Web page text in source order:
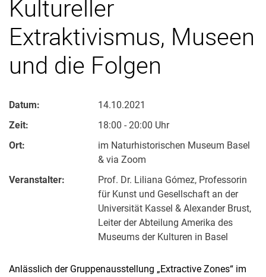
Kultureller
Extraktivismus, Museen
und die Folgen
Datum:
14.10.2021
Zeit:
18:00 - 20:00 Uhr
Ort:
im Naturhistorischen Museum Basel
& via Zoom
Veranstalter:
Prof. Dr. Liliana Gómez, Professorin
für Kunst und Gesellschaft an der
Universität Kassel & Alexander Brust,
Leiter der Abteilung Amerika des
Museums der Kulturen in Basel
Anlässlich der Gruppenausstellung „Extractive Zones“ im